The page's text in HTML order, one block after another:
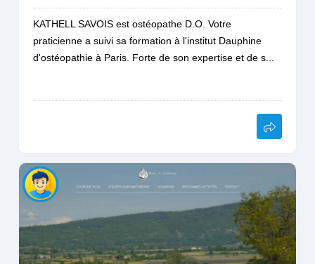
KATHELL SAVOIS est ostéopathe D.O. Votre
praticienne a suivi sa formation à l'institut Dauphine
d'ostéopathie à Paris. Forte de son expertise et de s...